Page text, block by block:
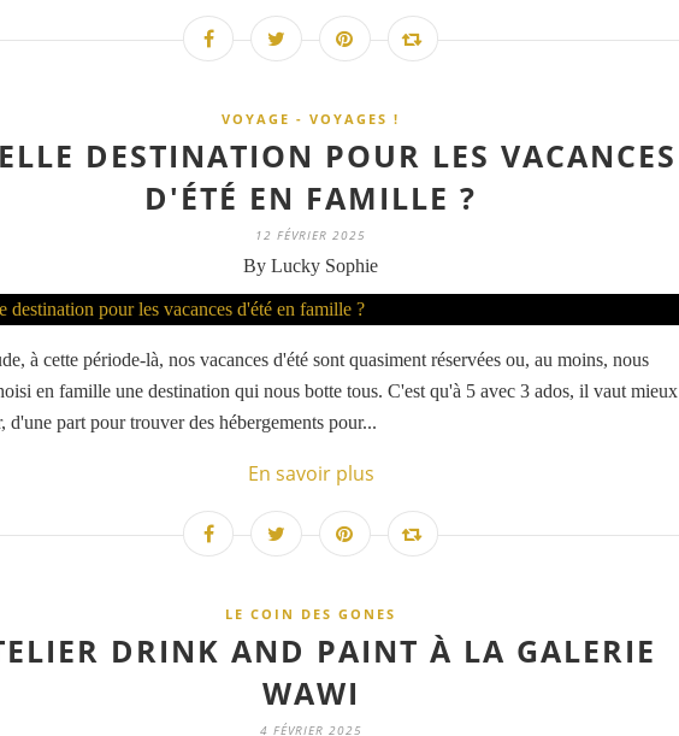
VOYAGE - VOYAGES !
DESTINATION POUR LES VACANCES
D'ÉTÉ EN FAMILLE ?
12 FÉVRIER 2025
By Lucky Sophie
à cette période-là, nos vacances d'été sont quasiment réservées ou, au moins, nous
en famille une destination qui nous botte tous. C'est qu'à 5 avec 3 ados, il vaut mieux
d'une part pour trouver des hébergements pour...
En savoir plus
LE COIN DES GONES
DRINK AND PAINT À LA GALERIE
WAWI
4 FÉVRIER 2025